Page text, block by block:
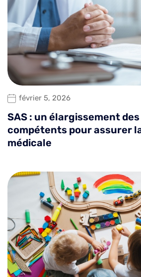
février 5, 2026
SAS : un élargissement
compétents pour assurer
médicale